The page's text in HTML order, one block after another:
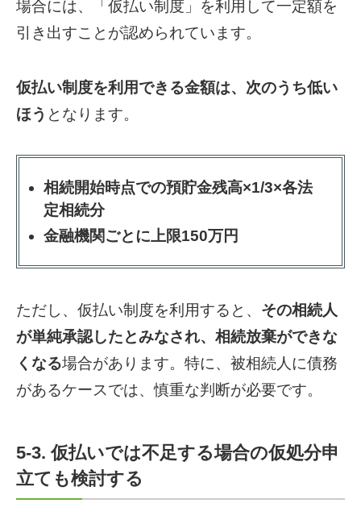
場合には、「仮払い制度」を利用して一定額を
引き出すことが認められています。
仮払い制度を利用できる金額は、次のうち低い
ほう となります。
相続開始時点での預貯金残高×1/3×各法
定相続分
金融機関ごとに上限150万円
ただし、仮払い制度を利用すると、 その相続人
が単純承認したとみなされ、相続放棄ができな
くなる場合があります。特に、被相続人に債務
があるケースでは、慎重な判断が必要です。
5-3. 仮払いでは不足する場合の仮処分申
立ても検討する